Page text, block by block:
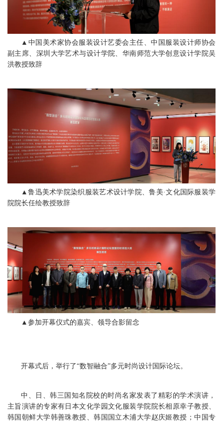
▲中国美术家协会服装设计艺委会主任、中国服装设计师协会
副主席、深圳大学艺术与设计学院、华南师范大学创意设计学院吴
洪教授致辞
▲鲁迅美术学院染织服装艺术设计学院、鲁美·文化国际服装学
院院长任绘教授致辞
▲参加开幕仪式的嘉宾、领导合影留念
开幕式后，举行了“数智融合”多元时尚设计国际论坛。
中、日、韩三国知名院校的时尚名家发表了精彩的学术演讲，
主旨演讲的专家有日本文化学园文化服装学院院长相原幸子教授、
韩国朝鲜大学韩善珠教授、韩国国立木浦大学赵庆姬教授；中国专